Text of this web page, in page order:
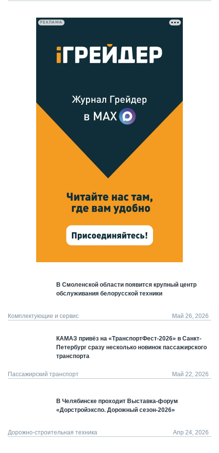
РЕКЛАМА
В Смоленской области появится крупный центр
обслуживания белорусской техники
Комплектующие и сервис Май 26, 2026
КАМАЗ привёз на «ТранспортФест-2026» в Санкт-
Петербург сразу несколько новинок пассажирского
транспорта
Пассажирский транспорт Май 22, 2026
В Челябинске проходит Выставка-форум
«Дорстройэкспо. Дорожный сезон-2026»
Дорожно-строительная техника Апр 24, 2026